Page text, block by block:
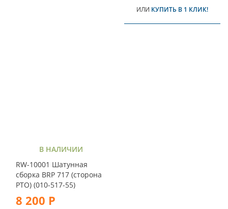
ИЛИ КУПИТЬ В 1 КЛИК!
В НАЛИЧИИ
RW-10001 Шатунная
сборка BRP 717 (сторона
PTO) (010-517-55)
8 200 Р